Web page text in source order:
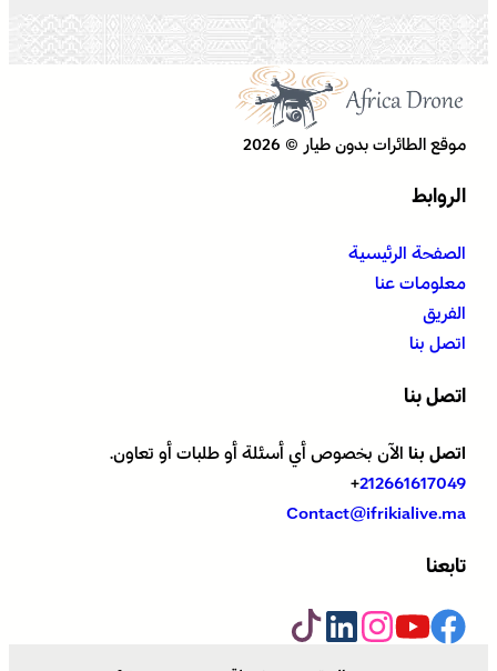
موقع الطائرات بدون طيار © 2026
الروابط
الصفحة الرئيسية
معلومات عنا
الفريق
اتصل بنا
اتصل بنا
اتصل بنا الآن بخصوص أي أسئلة أو طلبات أو تعاون.
212661617049
+
Contact@ifrikialive.ma
تابعنا